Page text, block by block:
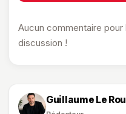
Aucun commentaire
discussion !
Guillaume Le